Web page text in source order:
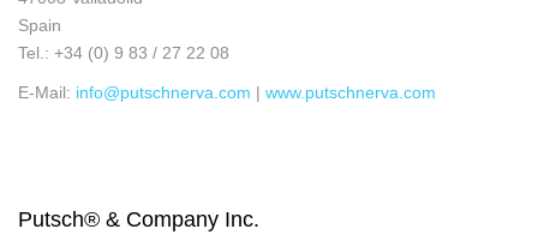
Spain
Tel.: +34 (0) 9 83 / 27 22 08
E-Mail: info@putschnerva.com | www.putschnerva.com
Putsch® & Company Inc.